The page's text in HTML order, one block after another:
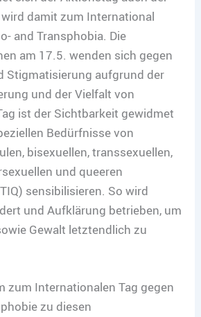
damit zum International
and Transphobia. Die
am 17.5. wenden sich gegen
Stigmatisierung aufgrund der
und der Vielfalt von
ist der Sichtbarkeit gewidmet
Bedürfnisse von
bisexuellen, transsexuellen,
und queeren
sensibilisieren. So wird
und Aufklärung betrieben, um
Gewalt letztendlich zu
zum Internationalen Tag gegen
zu diesen